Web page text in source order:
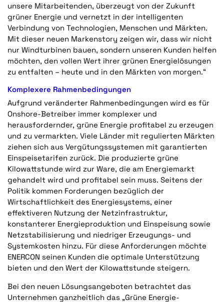
unsere Mitarbeitenden, überzeugt von der Zukunft
grüner Energie und vernetzt in der intelligenten
Verbindung von Technologien, Menschen und Märkten.
Mit dieser neuen Markenstory zeigen wir, dass wir nicht
nur Windturbinen bauen, sondern unseren Kunden helfen
möchten, den vollen Wert ihrer grünen Energielösungen
zu entfalten – heute und in den Märkten von morgen.“
Komplexere Rahmenbedingungen
Aufgrund veränderter Rahmenbedingungen wird es für
Onshore-Betreiber immer komplexer und
herausfordernder, grüne Energie profitabel zu erzeugen
und zu vermarkten. Viele Länder mit regulierten Märkten
ziehen sich aus Vergütungssystemen mit garantierten
Einspeisetarifen zurück. Die produzierte grüne
Kilowattstunde wird zur Ware, die am Energiemarkt
gehandelt wird und profitabel sein muss. Seitens der
Politik kommen Forderungen bezüglich der
Wirtschaftlichkeit des Energiesystems, einer
effektiveren Nutzung der Netzinfrastruktur,
konstanterer Energieproduktion und Einspeisung sowie
Netzstabilisierung und niedriger Erzeugungs- und
Systemkosten hinzu. Für diese Anforderungen möchte
ENERCON seinen Kunden die optimale Unterstützung
bieten und den Wert der Kilowattstunde steigern.
Bei den neuen Lösungsangeboten betrachtet das
Unternehmen ganzheitlich das „Grüne Energie-